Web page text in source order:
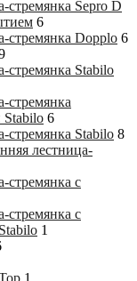
стремянка Sepro D
6
стремянка Dopplo 6
стремянка Stabilo
стремянка
6
стремянка Stabilo 8
лестница-
стремянка с
стремянка с
1
1